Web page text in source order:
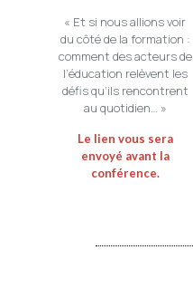
« Et si nous allions voir
du côté de la formation :
comment des acteurs de
l’éducation relèvent les
défis qu’ils rencontrent
au quotidien… »
Le lien vous sera
envoyé avant la
conférence.